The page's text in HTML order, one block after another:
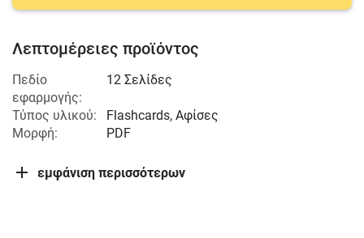
Λεπτομέρειες προϊόντος
Πεδίο
εφαρμογής:
12 Σελίδες
Τύπος υλικού:
Flashcards, Αφίσες
Μορφή:
PDF
εμφάνιση περισσότερων